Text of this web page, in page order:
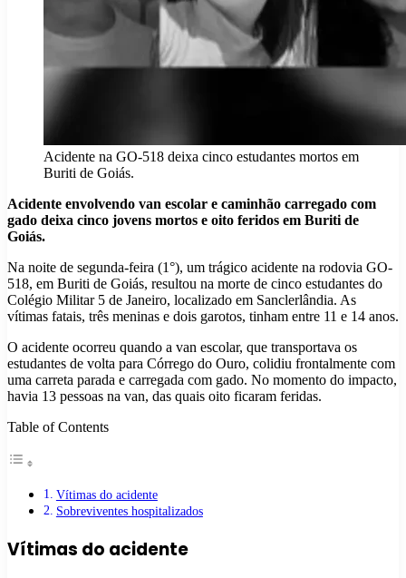
Acidente na GO-518 deixa cinco estudantes mortos em
Buriti de Goiás.
Acidente envolvendo van escolar e caminhão carregado com
gado deixa cinco jovens mortos e oito feridos em Buriti de
Goiás.
Na noite de segunda-feira (1°), um trágico acidente na rodovia GO-
518, em Buriti de Goiás, resultou na morte de cinco estudantes do
Colégio Militar 5 de Janeiro, localizado em Sanclerlândia. As
vítimas fatais, três meninas e dois garotos, tinham entre 11 e 14 anos.
O acidente ocorreu quando a van escolar, que transportava os
estudantes de volta para Córrego do Ouro, colidiu frontalmente com
uma carreta parada e carregada com gado. No momento do impacto,
havia 13 pessoas na van, das quais oito ficaram feridas.
Table of Contents
Vítimas do acidente
Sobreviventes hospitalizados
Vítimas do acidente